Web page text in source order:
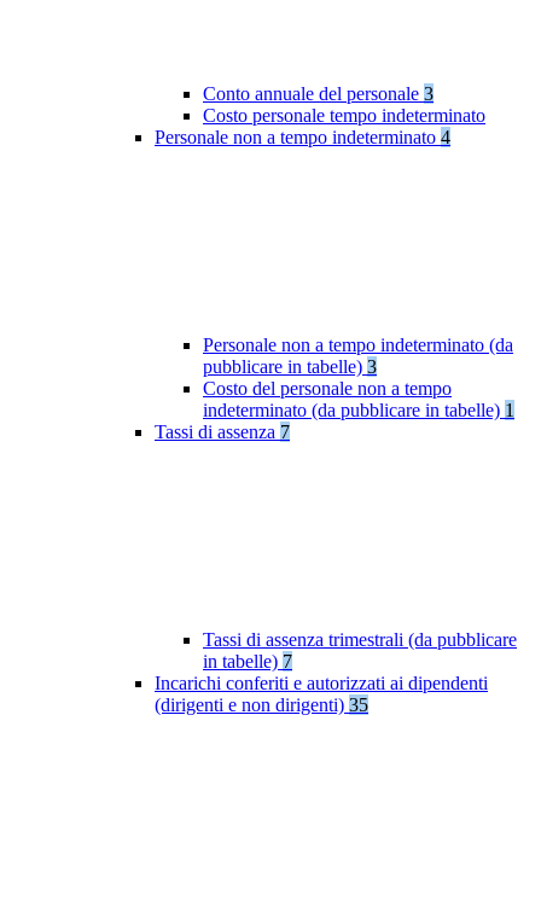
Conto annuale del personale 3
Costo personale tempo indeterminato
Personale non a tempo indeterminato 4
Personale non a tempo indeterminato (da
pubblicare in tabelle) 3
Costo del personale non a tempo
indeterminato (da pubblicare in tabelle) 1
Tassi di assenza 7
Tassi di assenza trimestrali (da pubblicare
in tabelle) 7
Incarichi conferiti e autorizzati ai dipendenti
(dirigenti e non dirigenti) 35